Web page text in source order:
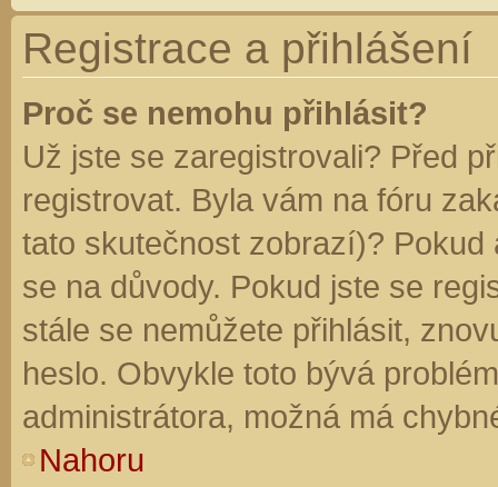
Registrace a přihlášení
Proč se nemohu přihlásit?
Už jste se zaregistrovali? Před
registrovat. Byla vám na fóru
tato skutečnost zobrazí)?
se na důvody. Pokud jste se
stále se nemůžete přihlásit,
heslo. Obvykle toto bývá
administrátora, možná má
Nahoru